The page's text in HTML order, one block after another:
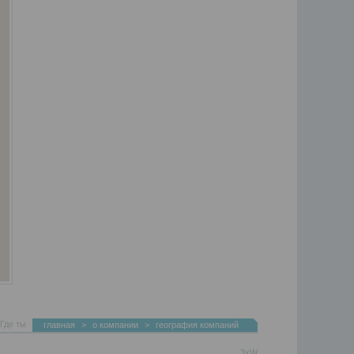
главная > о компании > география компаний
Где ты